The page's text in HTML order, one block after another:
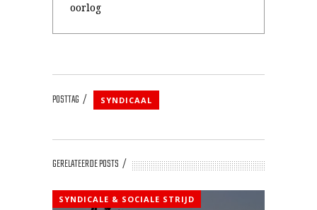
oorlog
POSTTAG SYNDICAAL
GERELATEERDE POSTS
SYNDICALE & SOCIALE STRIJD